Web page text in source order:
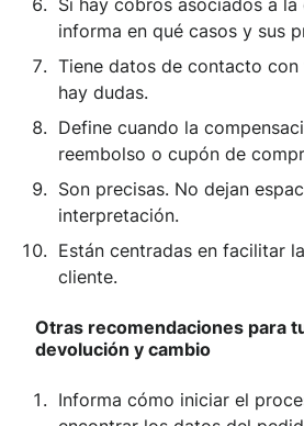
Si hay cobros asociados a
informa en qué casos y sus
Tiene datos de contacto con
hay dudas.
Define cuando la
reembolso o cupón de
Son precisas. No dejan
interpretación.
Están centradas en facilitar
cliente.
Otras recomendaciones para
devolución y cambio
Informa cómo iniciar el